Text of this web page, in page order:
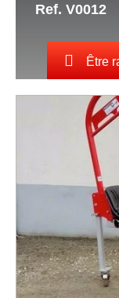
Ref. V0012
Être